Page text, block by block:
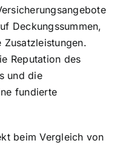
Deckungssummen,
Zusatzleistungen.
Reputation des
und die
fundierte
beim Vergleich von